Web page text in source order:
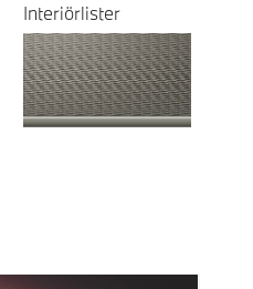
Interiörlister